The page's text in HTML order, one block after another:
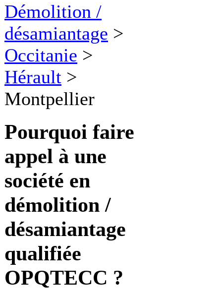
Démolition /
désamiantage >
Occitanie >
Hérault >
Montpellier
Pourquoi faire
appel à une
société en
démolition /
désamiantage
qualifiée
OPQTECC ?